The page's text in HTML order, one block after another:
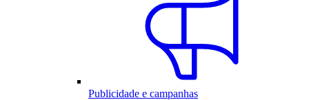
Publicidade e campanhas